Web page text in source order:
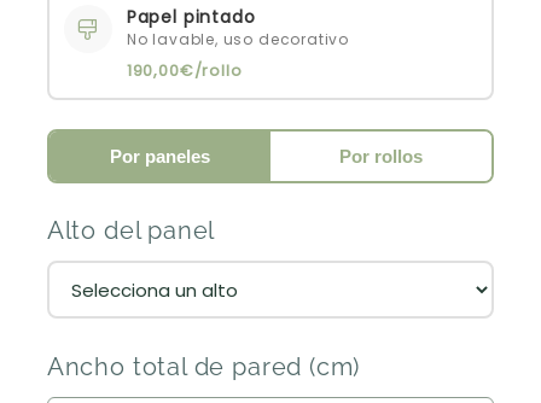
Papel pintado
No lavable, uso decorativo
190,00€/rollo
Por paneles Por rollos
Alto del panel
Ancho total de pared (cm)